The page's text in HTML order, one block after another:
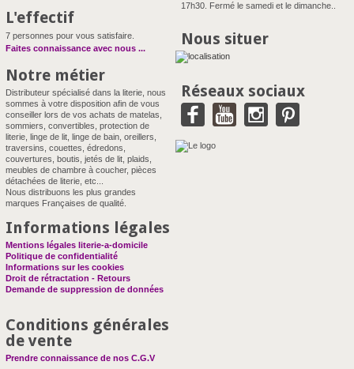
L'effectif
7 personnes pour vous satisfaire.
Faites connaissance avec nous ...
Notre métier
Distributeur spécialisé dans la literie, nous
sommes à votre disposition afin de vous
conseiller lors de vos achats de matelas,
sommiers, convertibles, protection de
literie, linge de lit, linge de bain, oreillers,
traversins, couettes, édredons,
couvertures, boutis, jetés de lit, plaids,
meubles de chambre à coucher, pièces
détachées de literie, etc...
Nous distribuons les plus grandes
marques Françaises de qualité.
Informations légales
Mentions légales literie-a-domicile
Politique de confidentialité
Informations sur les cookies
Droit de rétractation - Retours
Demande de suppression de données
Conditions générales
de vente
Prendre connaissance de nos C.G.V
17h30. Fermé le samedi et le dimanche..
Nous situer
Réseaux sociaux